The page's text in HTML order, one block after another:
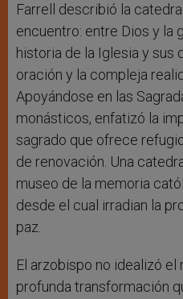
Farrell describió la
encuentro: entre Dios y la
historia de la Iglesia y sus
oración y la compleja
Apoyándose en las
monásticos, enfatizó la
sagrado que ofrece
de renovación. Una
museo de la memoria
desde el cual irradian la
paz.
El arzobispo no idealizó
profunda transformación